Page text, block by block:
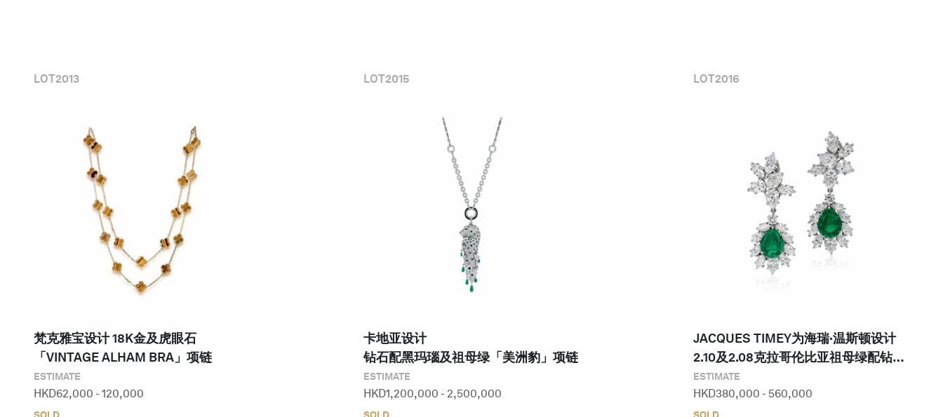
LOT2013
梵克雅宝设计 18K金及虎眼石
「VINTAGE ALHAM BRA」项链
ESTIMATE
HKD62,000 - 120,000
LOT2015
卡地亚设计
钻石配黑玛瑙及祖母绿「美洲豹」项链
ESTIMATE
HKD1,200,000 - 2,500,000
LOT2016
JACQUES TIMEY为海瑞·温斯顿设计
2.10及2.08克拉哥伦比亚祖母绿配钻石
耳环
ESTIMATE
HKD380,000 - 560,000